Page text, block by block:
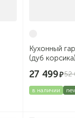
Кухонный
(дуб корсика)
27 499 52
в наличии